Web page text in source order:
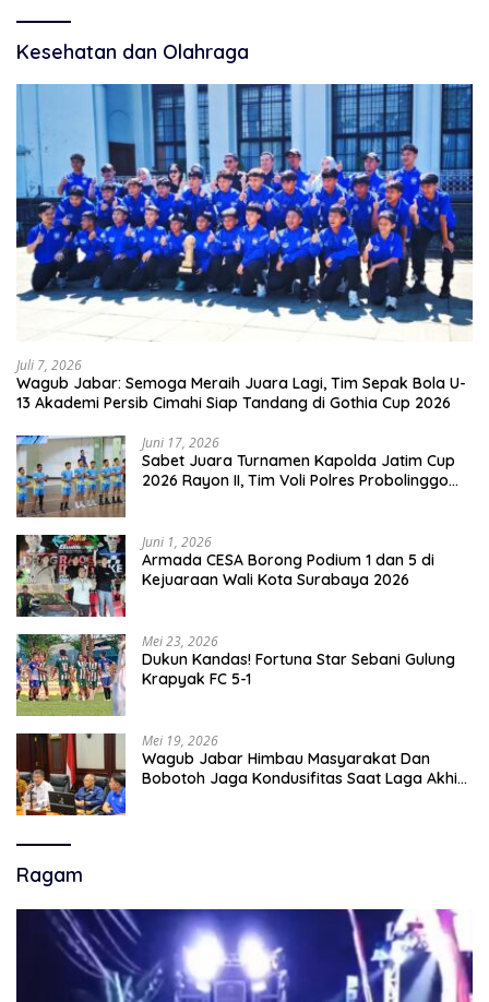
Kesehatan dan Olahraga
Juli 7, 2026
Wagub Jabar: Semoga Meraih Juara Lagi, Tim Sepak Bola U-
13 Akademi Persib Cimahi Siap Tandang di Gothia Cup 2026
Juni 17, 2026
Sabet Juara Turnamen Kapolda Jatim Cup
2026 Rayon II, Tim Voli Polres Probolinggo
Juni 1, 2026
Armada CESA Borong Podium 1 dan 5 di
Kejuaraan Wali Kota Surabaya 2026
Mei 23, 2026
Dukun Kandas! Fortuna Star Sebani Gulung
Krapyak FC 5-1
Mei 19, 2026
Wagub Jabar Himbau Masyarakat Dan
Bobotoh Jaga Kondusifitas Saat Laga Akhir
Ragam